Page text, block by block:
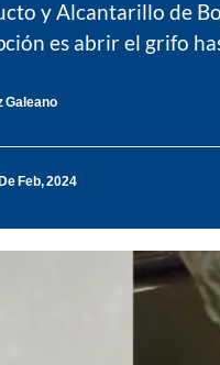
y Alcantarillo de
es abrir el grifo
Galeano
Feb, 2024